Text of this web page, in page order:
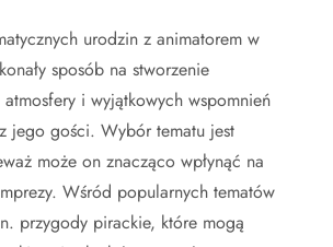
urodzin z animatorem w
sposób na stworzenie
i wyjątkowych wspomnień
jego gości. Wybór tematu jest
może on znacząco wpłynąć na
Wśród popularnych tematów
przygody pirackie, które mogą